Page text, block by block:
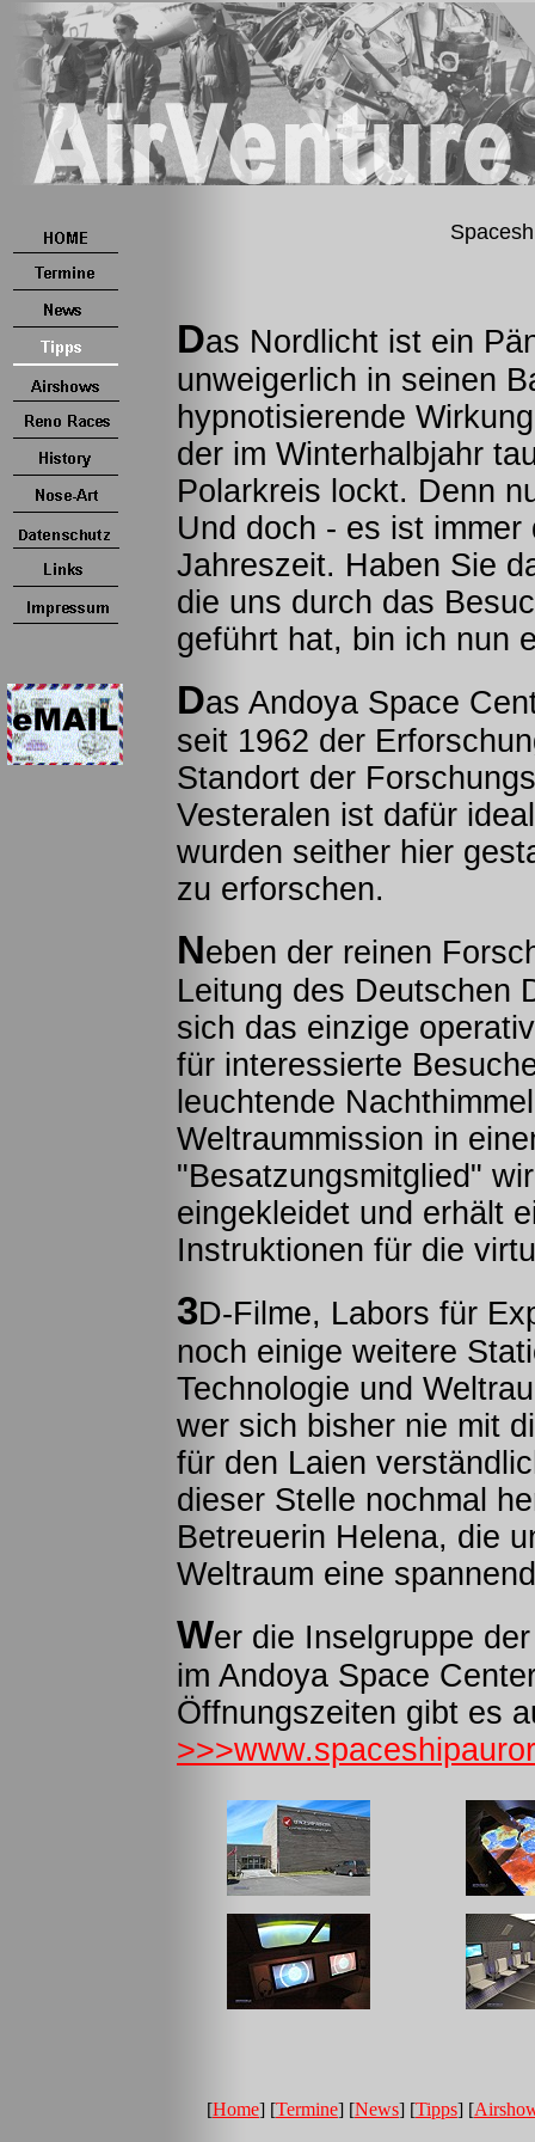
Das Nordlicht ist ein
unweigerlich in seinen
hypnotisierende
der im Winterhalbjahr
Polarkreis lockt. Denn
Und doch - es ist
Jahreszeit. Haben Sie
die uns durch das
geführt hat, bin ich nun
Das Andoya Space
seit 1962 der
Standort der
Vesteralen ist dafür
wurden seither hier
zu erforschen.
Neben der reinen
Leitung des Deutschen
sich das einzige
für interessierte
leuchtende
Weltraummission in
"Besatzungsmitglied"
eingekleidet und erhält
Instruktionen für die
3D-Filme, Labors für
noch einige weitere
Technologie und
wer sich bisher nie mit
für den Laien
dieser Stelle nochmal
Betreuerin Helena, die
Weltraum eine
Wer die Inselgruppe
im Andoya Space
Öffnungszeiten gibt es
[Home] [Termine] [News] [Tipps] [